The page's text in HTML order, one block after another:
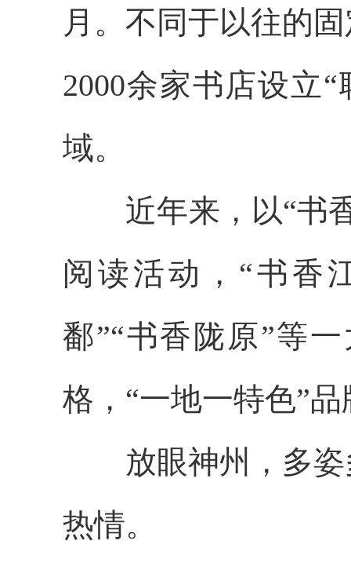
月。不同于以往的
2000余家书店设立
域。
近年来，以“书香
阅读活动，“书香
鄱”“书香陇原”等
格，“一地一特色”
放眼神州，多姿
热情。